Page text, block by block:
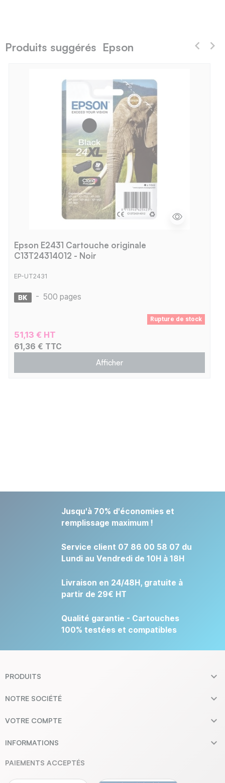
Produits suggérés Epson
Epson E2431 Cartouche originale
C13T24314012 - Noir
EP-UT2431
- 500 pages
Rupture de stock
51,13 € HT
61,36 € TTC
Afficher
Jusqu'à 70% d'économies et
remplissage maximum !
Service client 07 86 00 58 07 du
Lundi au Vendredi de 10H à 18H
Livraison en 24/48H, gratuite à
partir de 29€ HT
Qualité garantie - Cartouches
100% testées et compatibles
PRODUITS 
NOTRE SOCIÉTÉ 
VOTRE COMPTE 
INFORMATIONS 
PAIEMENTS ACCEPTÉS